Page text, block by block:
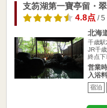
支笏湖第一寶亭留・
4.8点/ 5
北海
千歳
JR千
終点下
営業
入浴
宿泊